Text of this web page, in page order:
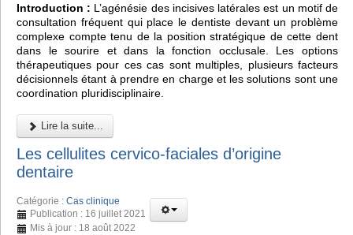
Introduction : L’agénésie des incisives latérales est un motif de
consultation fréquent qui place le dentiste devant un problème
complexe compte tenu de la position stratégique de cette dent
dans le sourire et dans la fonction occlusale. Les options
thérapeutiques pour ces cas sont multiples, plusieurs facteurs
décisionnels étant à prendre en charge et les solutions sont une
coordination pluridisciplinaire.
Lire la suite...
Les cellulites cervico-faciales d’origine
dentaire
Catégorie : Cas clinique
Publication : 16 juillet 2021
Mis à jour : 18 août 2022